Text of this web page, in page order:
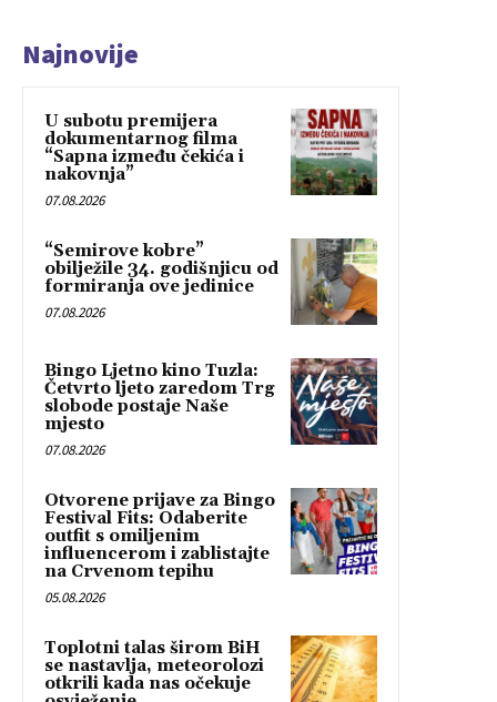
Najnovije
U subotu premijera
dokumentarnog filma
“Sapna između čekića i
nakovnja”
07.08.2026
“Semirove kobre”
obilježile 34. godišnjicu od
formiranja ove jedinice
07.08.2026
Bingo Ljetno kino Tuzla:
Četvrto ljeto zaredom Trg
slobode postaje Naše
mjesto
07.08.2026
Otvorene prijave za Bingo
Festival Fits: Odaberite
outfit s omiljenim
influencerom i zablistajte
na Crvenom tepihu
05.08.2026
Toplotni talas širom BiH
se nastavlja, meteorolozi
otkrili kada nas očekuje